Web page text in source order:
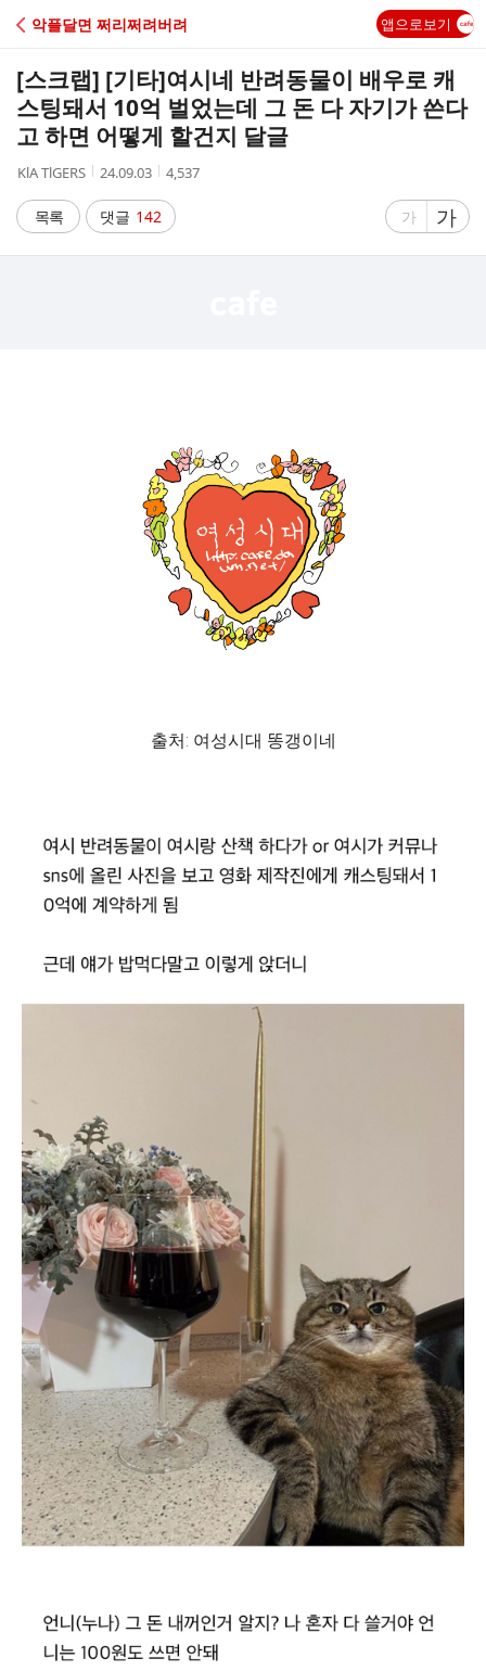
C
A
악플달면 쩌리쩌려버려 앱으로보기
[스크랩] [기타]여시네 반려동물이 배우로 캐
스팅돼서 10억 벌었는데 그 돈 다 자기가 쓴다
고 하면 어떻게 할건지 달글
작
자
KlA TlGERS
작
시
간
24.09.03
조
수
4,537
목록 댓글 142
글
가
글
자
가
출처: 여성시대 똥갱이네